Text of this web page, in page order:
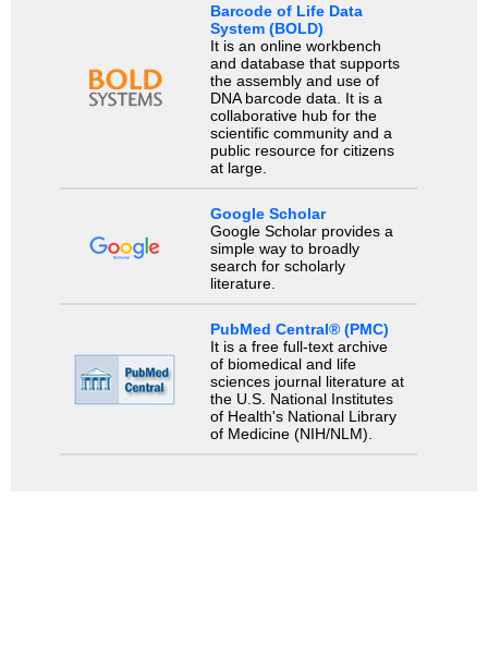
Barcode of Life Data
System (BOLD)
It is an online workbench
and database that supports
the assembly and use of
DNA barcode data. It is a
collaborative hub for the
scientific community and a
public resource for citizens
at large.
Google Scholar
Google Scholar provides a
simple way to broadly
search for scholarly
literature.
PubMed Central® (PMC)
It is a free full-text archive
of biomedical and life
sciences journal literature at
the U.S. National Institutes
of Health's National Library
of Medicine (NIH/NLM).